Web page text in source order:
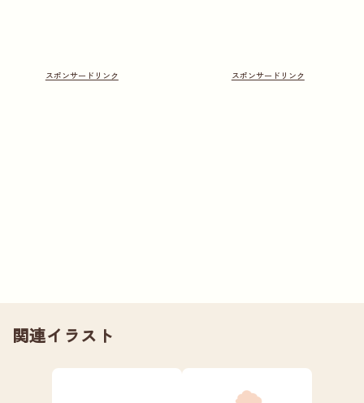
関連イラスト